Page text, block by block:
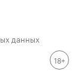
данных
18+